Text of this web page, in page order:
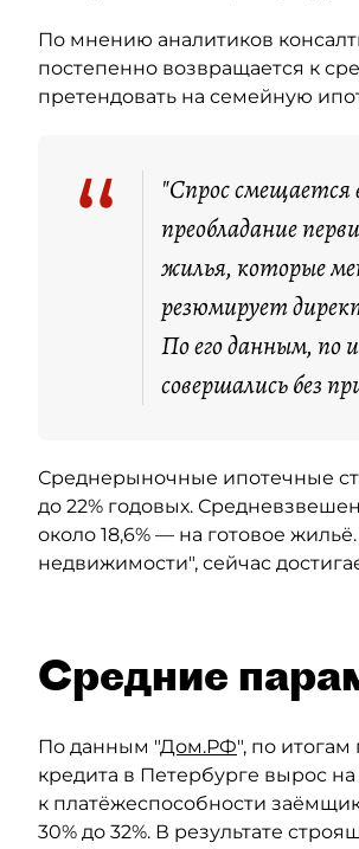
По мнению аналитиков
постепенно возвращается к
претендовать на семейную
“
"Спрос смещается
преобладание
жилья, которые
резюмирует
По его данным, по
совершались без
Среднерыночные ипотечные
до 22% годовых.
около 18,6% — на готовое
недвижимости", сейчас
Средние
По данным "Дом.РФ", по
кредита в Петербурге вырос
к платёжеспособности
30% до 32%. В результате